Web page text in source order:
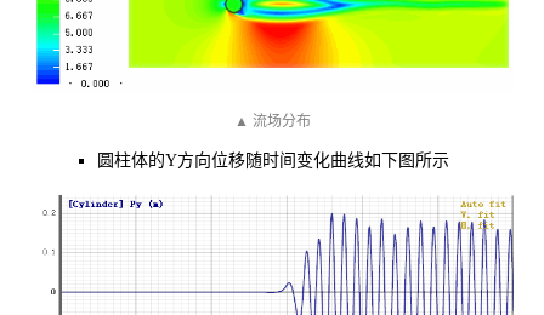
▲ 流场分布
圆柱体的Y方向位移随时间变化曲线如下图所示